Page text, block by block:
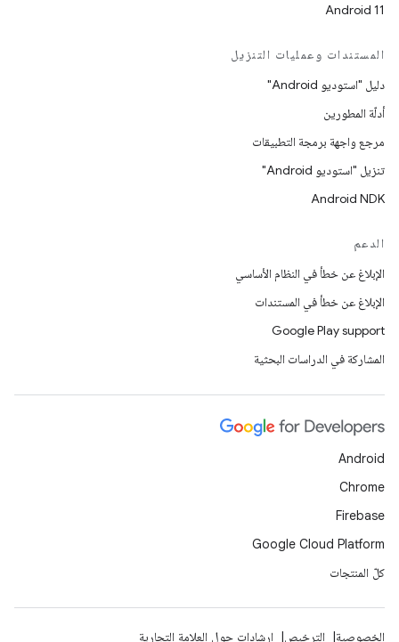
Android 11
المستندات وعمليات التنزيل
دليل "استوديو Android"
أدلّة المطورين
مرجع واجهة برمجة التطبيقات
تنزيل "استوديو Android"
Android NDK
الدعم
الإبلاغ عن خطأ في النظام الأساسي
الإبلاغ عن خطأ في المستندات
Google Play support
المشاركة في الدراسات البحثية
Android
Chrome
Firebase
Google Cloud Platform
كلّ المنتجات
الخصوصية الترخيص إرشادات حول العلامة التجارية